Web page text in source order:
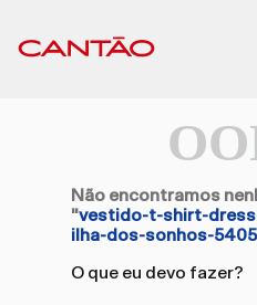
Não encontramos
"vestido-t-shirt-
ilha-dos-sonhos-
O que eu devo fazer?